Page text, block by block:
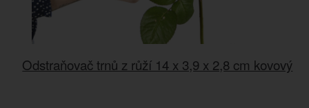
Odstraňovač trnů z růží 14 x 3,9 x 2,8 cm kovový